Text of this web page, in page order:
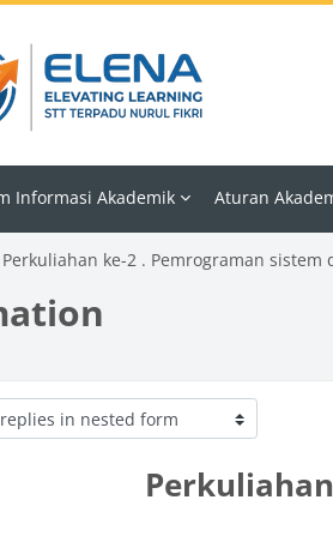
Informasi Akademik Aturan
Perkuliahan ke-2 . Pemrograman sistem